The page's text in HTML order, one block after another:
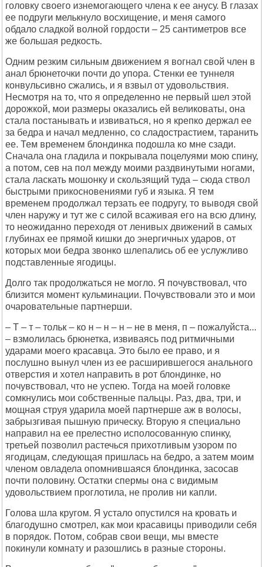
головку своего изнемогающего члена к ее анусу. В глазах
ее подруги мелькнуло восхищение, и меня самого
обдало сладкой волной гордости – 25 сантиметров все
же большая редкость.
Одним резким сильным движением я вогнал свой член в
анал брюнеточки почти до упора. Стенки ее туннеля
конвульсивно сжались, и я взвыл от удовольствия.
Несмотря на то, что я определенно не первый шел этой
дорожкой, мои размеры оказались ей великоваты, она
стала постанывать и извиваться, но я крепко держал ее
за бедра и начал медленно, со сладострастием, таранить
ее. Тем временем блондинка подошла ко мне сзади.
Сначала она гладила и покрывала поцелуями мою спину,
а потом, сев на пол между моими раздвинутыми ногами,
стала ласкать мошонку и скользящий туда – сюда ствол
быстрыми прикосновениями губ и языка. Я тем
временем продолжал терзать ее подругу, то выводя свой
член наружу и тут же с силой всаживая его на всю длину,
то неожиданно переходя от ленивых движений в самых
глубинах ее прямой кишки до энергичных ударов, от
которых мои бедра звонко шлепались об ее услужливо
подставленные ягодицы.
Долго так продолжаться не могло. Я почувствовал, что
близится момент кульминации. Почувствовали это и мои
очаровательные партнерши.
– Т – т – тольк – ко н – н – н – не в меня, п – пожалуйста...
– взмолилась брюнетка, извиваясь под ритмичными
ударами моего красавца. Это было ее право, и я
послушно вынул член из ее расширившегося анального
отверстия и хотел направить в рот блондинке, но
почувствовал, что не успею. Тогда на моей головке
сомкнулись мои собственные пальцы. Раз, два, три, и
мощная струя ударила моей партнерше аж в волосы,
забрызгивая пышную прическу. Вторую я специально
направил на ее прелестно исполосованную спинку,
третьей позволил растечься прихотливым узором по
ягодицам, следующая пришлась на бедро, а затем моим
членом овладела опомнившаяся блондинка, засосав
почти половину. Остатки спермы она с видимым
удовольствием проглотила, не пролив ни капли.
Голова шла кругом. Я устало опустился на кровать и
благодушно смотрел, как мои красавицы приводили себя
в порядок. Потом, собрав свои вещи, мы вместе
покинули комнату и разошлись в разные стороны.